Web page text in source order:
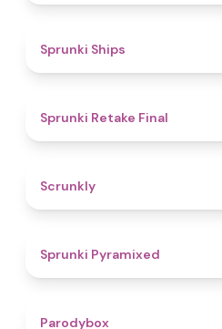
Sprunki Ships
Sprunki Retake Final
Scrunkly
Sprunki Pyramixed
Parodybox